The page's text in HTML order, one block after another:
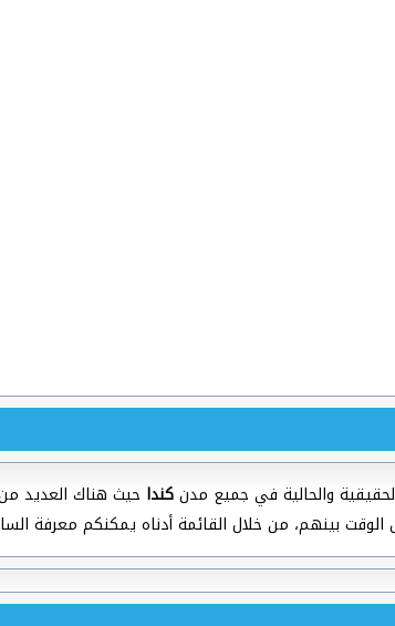
والحالية في جميع مدنكندا حيث هناك العديد
بينهم، من خلال القائمة أدناه يمكنكم معرفة